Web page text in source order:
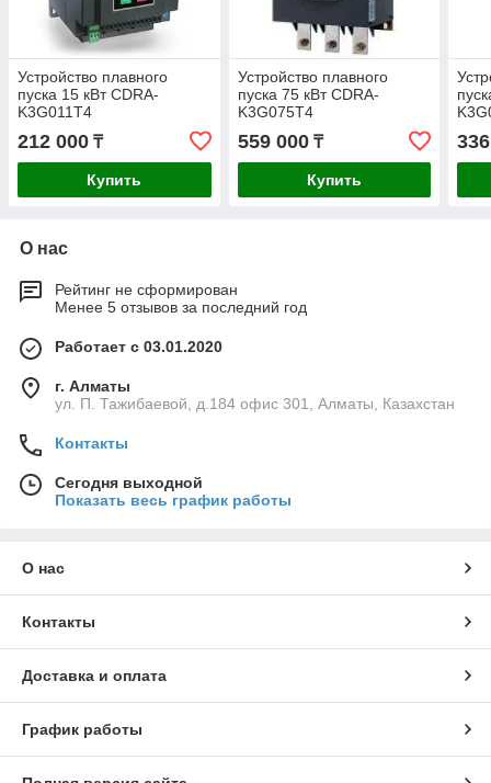
Устройство плавного
пуска 15 кВт CDRA-
K3G011T4
212 000 ₸
Купить
Устройство плавного
пуска 75 кВт CDRA-
K3G075T4
559 000₸
Купить
О нас
Рейтинг не сформирован
Менее 5 отзывов за последний год
Работает с 03.01.2020
г. Алматы
ул. П. Тажибаевой, д.184 офис 301, Алматы, Казахстан
Контакты
Сегодня выходной
Показать весь график работы
О нас
Контакты
Доставка и оплата
График работы